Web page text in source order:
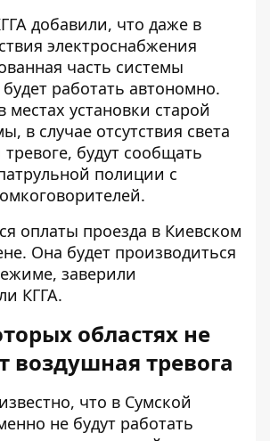
добавили, что даже в
электроснабжения
часть системы
работать автономно.
местах установки старой
в случае отсутствия света
будут сообщать
полиции с
оплаты проезда в Киевском
Она будет производиться
заверили
КГГА.
областях не
воздушная тревога
что в Сумской
не будут работать